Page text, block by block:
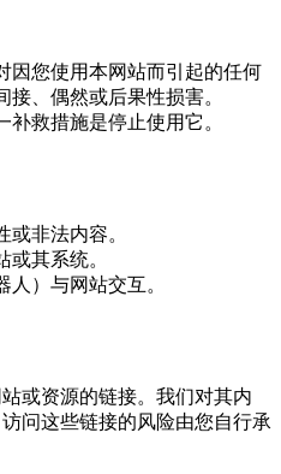
因您使用本网站而引起的任何
、偶然或后果性损害。
救措施是停止使用它。
或非法内容。
其系统。
）与网站交互。
或资源的链接。我们对其内
问这些链接的风险由您自行承